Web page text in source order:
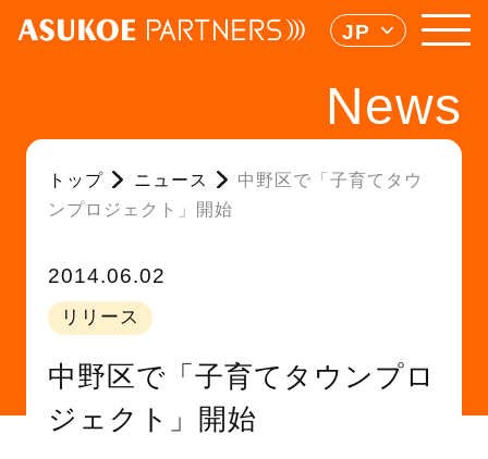
JP
News
トップ ニュース
中野区で「子育てタウ
ンプロジェクト」開始
2014.06.02
リリース
中野区で「子育てタウンプロ
ジェクト」開始